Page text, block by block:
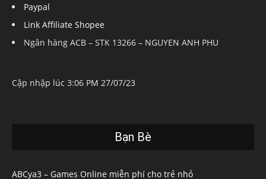
Paypal
Link Affiliate Shopee
Ngân hàng ACB – STK 13266 – NGUYEN ANH PHU
Cập nhập lúc 3:06 PM 27/07/23
Bạn Bè
ABCya3 – Games Online miễn phí cho trẻ nhỏ